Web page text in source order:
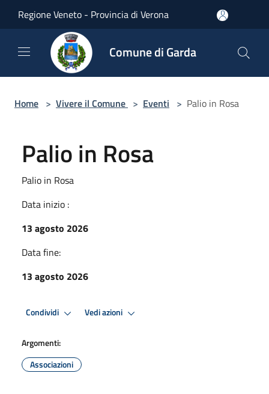
Regione Veneto - Provincia di Verona
Comune di Garda
Home > Vivere il Comune > Eventi > Palio in Rosa
Palio in Rosa
Palio in Rosa
Data inizio :
13 agosto 2026
Data fine:
13 agosto 2026
Condividi Vedi azioni
Argomenti:
Associazioni